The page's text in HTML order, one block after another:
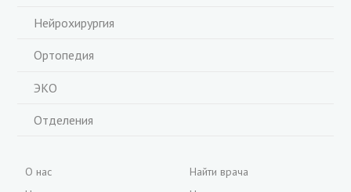
Нейрохирургия
Ортопедия
ЭКО
Отделения
О нас
Найти врача